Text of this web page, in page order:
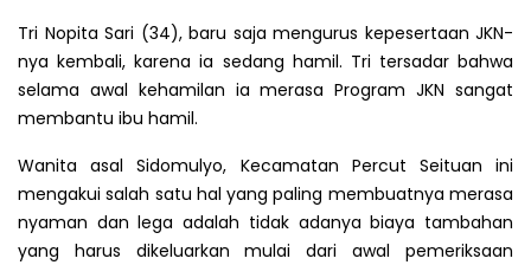
Tri Nopita Sari (34), baru saja mengurus kepesertaan JKN-
nya kembali, karena ia sedang hamil. Tri tersadar bahwa
selama awal kehamilan ia merasa Program JKN sangat
membantu ibu hamil.
Wanita asal Sidomulyo, Kecamatan Percut Seituan ini
mengakui salah satu hal yang paling membuatnya merasa
nyaman dan lega adalah tidak adanya biaya tambahan
yang harus dikeluarkan mulai dari awal pemeriksaan